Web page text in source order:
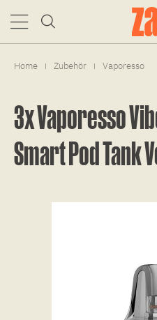
Home | Zubehör | Vaporesso
3x Vaporesso
Smart Pod Tank